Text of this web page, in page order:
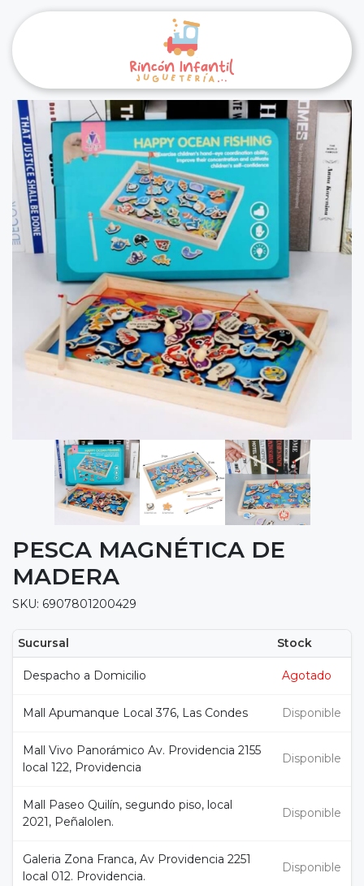
PESCA MAGNÉTICA DE
MADERA
SKU: 6907801200429
Sucursal Stock
Despacho a Domicilio Agotado
Mall Apumanque Local 376, Las Condes Disponible
Mall Vivo Panorámico Av. Providencia 2155
local 122, Providencia
Disponible
Mall Paseo Quilín, segundo piso, local
2021, Peñalolen.
Disponible
Galeria Zona Franca, Av Providencia 2251
local 012. Providencia.
Disponible